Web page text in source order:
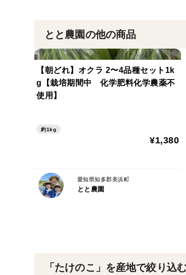
「たけのこ」を産地で絞り込
とと農園の他の商品
【朝どれ】オクラ 2〜4品種セット1k
g【栽培期間中 化学肥料化学農薬不
使用】
約1kg
¥1,380
愛知県知多郡美浜町
とと農園